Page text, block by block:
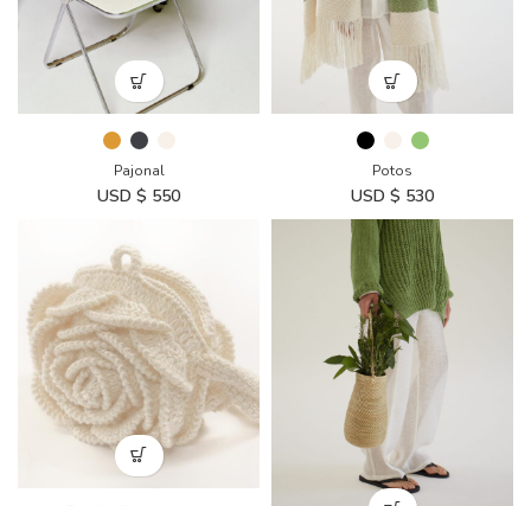
Pajonal
USD $ 550
Potos
USD $ 530